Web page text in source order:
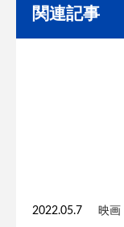
関連記事
2022.05.7 映画